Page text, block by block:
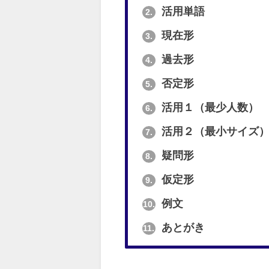
2. 活用単語
3. 現在形
4. 過去形
5. 否定形
6. 活用１（最少人数）
7. 活用２（最小サイズ）
8. 疑問形
9. 仮定形
10. 例文
11. あとがき